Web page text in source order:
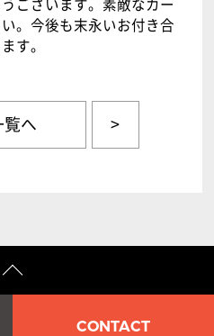
ございます。素敵なカー
。今後も末永いお付き合
す。
覧へ >
CONTACT